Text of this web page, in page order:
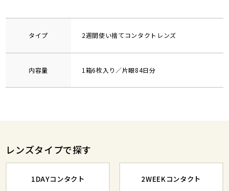
タイプ 2週間使い捨てコンタクトレンズ
内容量 1箱6枚入り／片眼84日分
レンズタイプで探す
1DAYコンタクト 2WEEKコンタクト